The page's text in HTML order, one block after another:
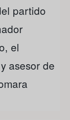
partido
el
asesor de